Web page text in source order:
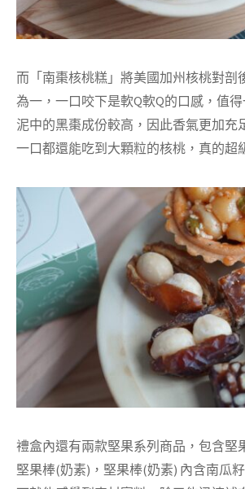
而「南棗核桃糕」將美國加州核桃對剖
為一，一口咬下是軟Q軟Q的口感，值
泥中的黑棗成份較高，因此香氣更加充
一口都還能吃到大顆粒的核桃，真的超
禮盒內還有兩款堅果系列商品，包含堅
堅果棒(奶素)，堅果棒(奶素) 內含南瓜